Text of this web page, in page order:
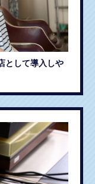
として導入しや